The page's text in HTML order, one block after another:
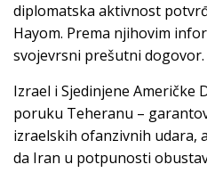
diplomatska aktivnost
Hayom. Prema njihovim
svojevrsni prešutni dogovor.
Izrael i Sjedinjene Američke
poruku Teheranu –
izraelskih ofanzivnih udara,
da Iran u potpunosti